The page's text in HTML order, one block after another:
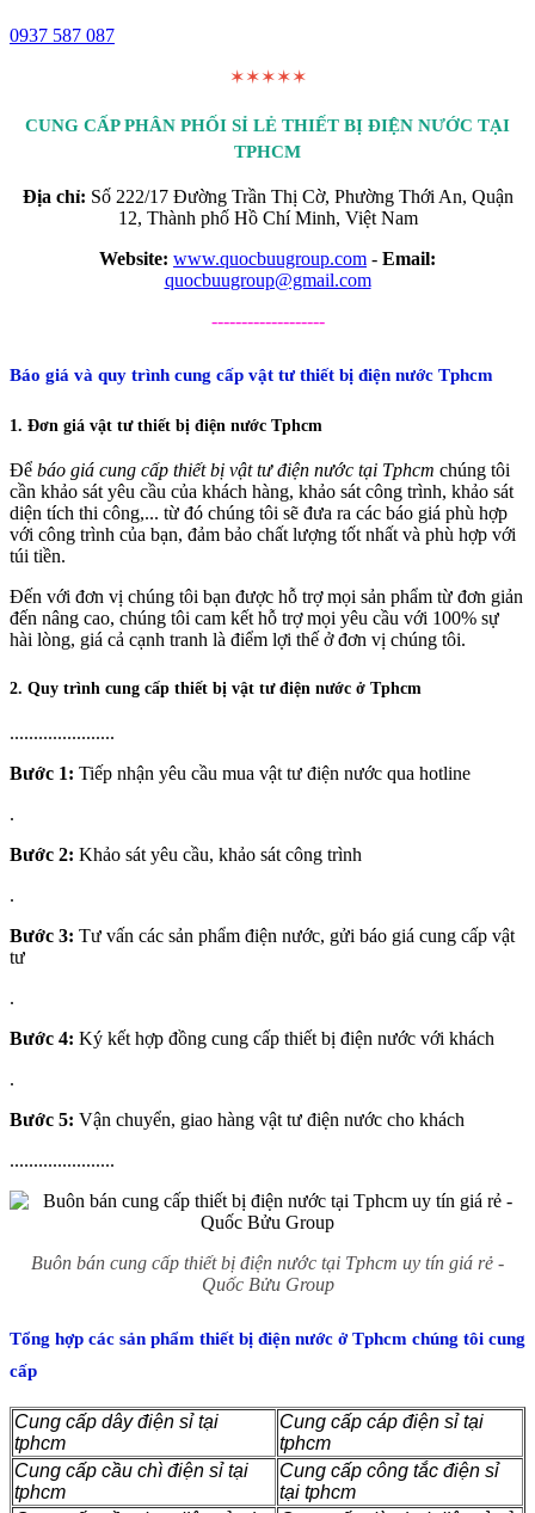
0937 587 087
✶✶✶✶✶
CUNG CẤP PHÂN PHỐI SỈ LẺ THIẾT BỊ ĐIỆN NƯỚC TẠI
TPHCM
Địa chỉ: Số 222/17 Đường Trần Thị Cờ, Phường Thới An, Quận
12, Thành phố Hồ Chí Minh, Việt Nam
Website: www.quocbuugroup.com - Email:
quocbuugroup@gmail.com
-------------------
Báo giá và quy trình cung cấp vật tư thiết bị điện nước Tphcm
1. Đơn giá vật tư thiết bị điện nước Tphcm
Để báo giá cung cấp thiết bị vật tư điện nước tại Tphcm chúng tôi
cần khảo sát yêu cầu của khách hàng, khảo sát công trình, khảo sát
diện tích thi công,... từ đó chúng tôi sẽ đưa ra các báo giá phù hợp
với công trình của bạn, đảm bảo chất lượng tốt nhất và phù hợp với
túi tiền.
Đến với đơn vị chúng tôi bạn được hỗ trợ mọi sản phẩm từ đơn giản
đến nâng cao, chúng tôi cam kết hỗ trợ mọi yêu cầu với 100% sự
hài lòng, giá cả cạnh tranh là điểm lợi thế ở đơn vị chúng tôi.
2. Quy trình cung cấp thiết bị vật tư điện nước ở Tphcm
......................
Bước 1: Tiếp nhận yêu cầu mua vật tư điện nước qua hotline
.
Bước 2: Khảo sát yêu cầu, khảo sát công trình
.
Bước 3: Tư vấn các sản phẩm điện nước, gửi báo giá cung cấp vật
tư
.
Bước 4: Ký kết hợp đồng cung cấp thiết bị điện nước với khách
.
Bước 5: Vận chuyển, giao hàng vật tư điện nước cho khách
......................
Buôn bán cung cấp thiết bị điện nước tại Tphcm uy tín giá rẻ -
Quốc Bửu Group
Tổng hợp các sản phẩm thiết bị điện nước ở Tphcm chúng tôi cung
cấp
Cung cấp dây điện sỉ tại
tphcm
Cung cấp cáp điện sỉ tại
tphcm
Cung cấp cầu chì điện sỉ tại
tphcm
Cung cấp công tắc điện sỉ
tại tphcm